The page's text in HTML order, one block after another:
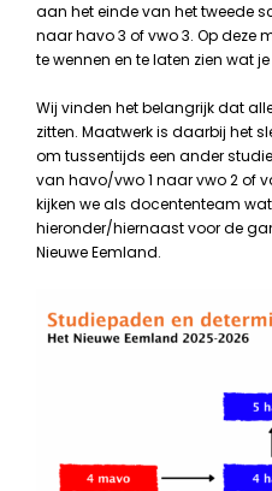
aan het einde van het tweede
naar havo 3 of vwo 3. Op deze
te wennen en te laten zien wat
Wij vinden het belangrijk dat
zitten. Maatwerk is daarbij het
om tussentijds een ander
van havo/vwo 1 naar vwo 2 of
kijken we als docententeam
hieronder/hiernaast voor de
Nieuwe Eemland.